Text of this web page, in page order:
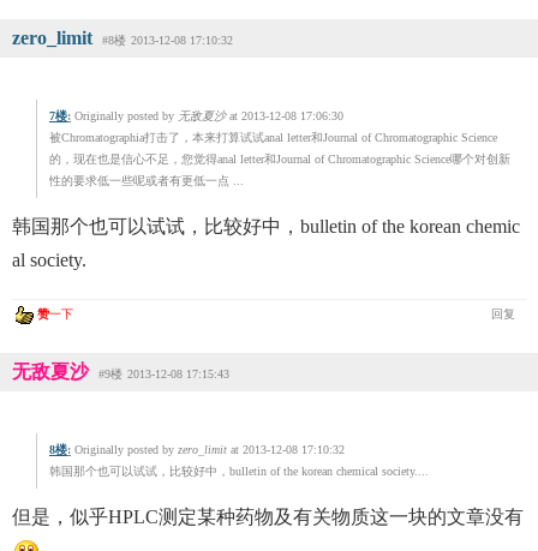
zero_limit #8楼 2013-12-08 17:10:32
7楼: Originally posted by 无敌夏沙at 2013-12-08 17:06:30
被Chromatographia打击了，本来打算试试anal letter和Journal of Chromatographic Science
的，现在也是信心不足，您觉得anal letter和Journal of Chromatographic Science哪个对创新
性的要求低一些呢或者有更低一点 ...
韩国那个也可以试试，比较好中，bulletin of the korean chemic
al society.
赞一下 回复
无敌夏沙 #9楼 2013-12-08 17:15:43
8楼: Originally posted by zero_limit at 2013-12-08 17:10:32
韩国那个也可以试试，比较好中，bulletin of the korean chemical society....
但是，似乎HPLC测定某种药物及有关物质这一块的文章没有